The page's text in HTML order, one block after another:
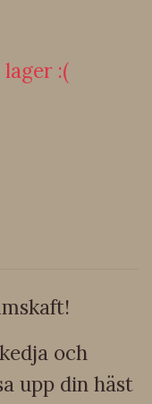
:(
och
upp din häst